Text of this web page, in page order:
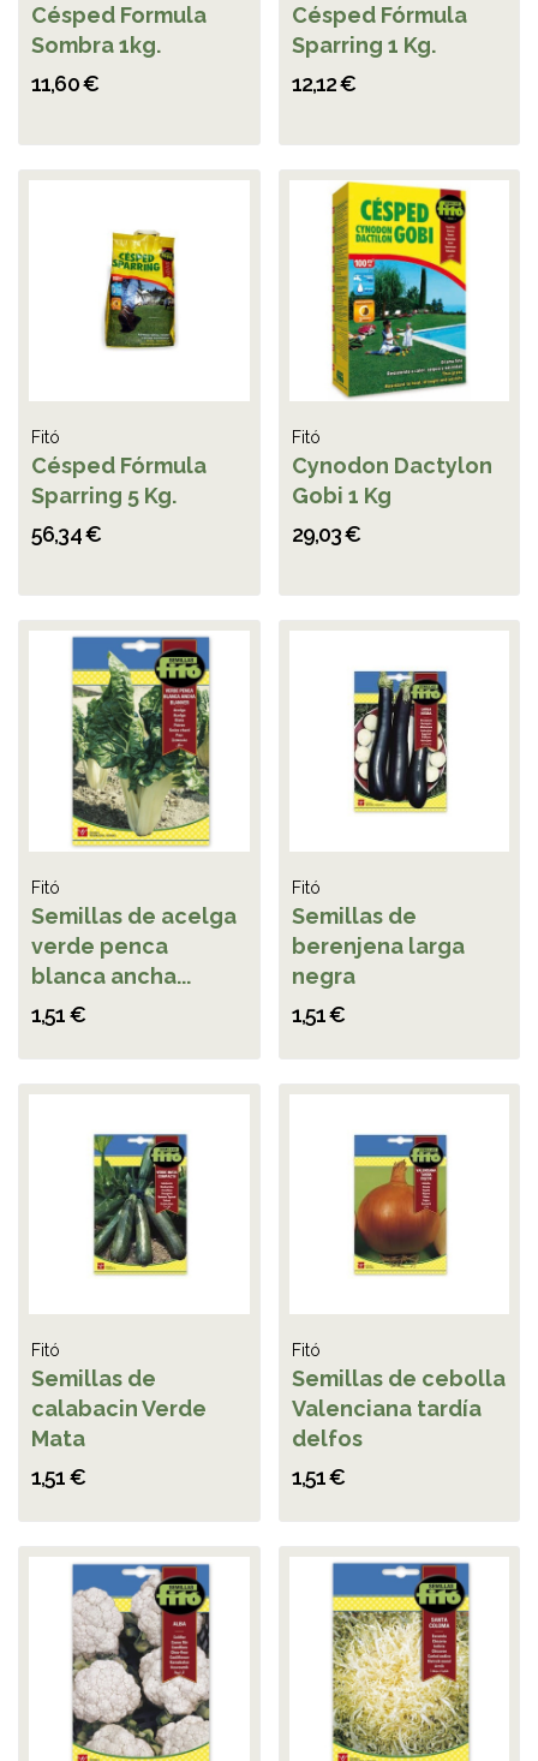
Césped Formula
Sombra 1kg.
11,60 €
Césped Fórmula
Sparring 1 Kg.
12,12 €
Fitó
Césped Fórmula
Sparring 5 Kg.
56,34 €
Fitó
Cynodon Dactylon
Gobi 1 Kg
29,03 €
Fitó
Semillas de acelga
verde penca
blanca ancha...
1,51 €
Fitó
Semillas de
berenjena larga
negra
1,51 €
Fitó
Semillas de
calabacin Verde
Mata
1,51 €
Fitó
Semillas de cebolla
Valenciana tardía
delfos
1,51 €